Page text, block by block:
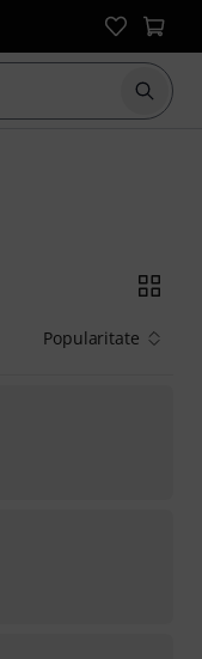
Popularitate